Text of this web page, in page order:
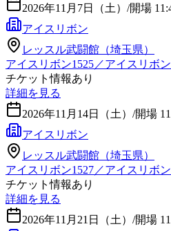
2026年11月7日（土） /開場
アイスリボン
レッスル武闘館（埼玉県）
アイスリボン1525／アイスリボ
チケット情報あり
詳細を見る
2026年11月14日（土） /開場
アイスリボン
レッスル武闘館（埼玉県）
アイスリボン1527／アイスリボ
チケット情報あり
詳細を見る
2026年11月21日（土） /開場